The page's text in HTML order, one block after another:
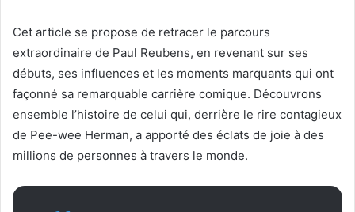
Cet article se propose de retracer le parcours
extraordinaire de Paul Reubens, en revenant sur ses
débuts, ses influences et les moments marquants qui ont
façonné sa remarquable carrière comique. Découvrons
ensemble l’histoire de celui qui, derrière le rire contagieux
de Pee-wee Herman, a apporté des éclats de joie à des
millions de personnes à travers le monde.